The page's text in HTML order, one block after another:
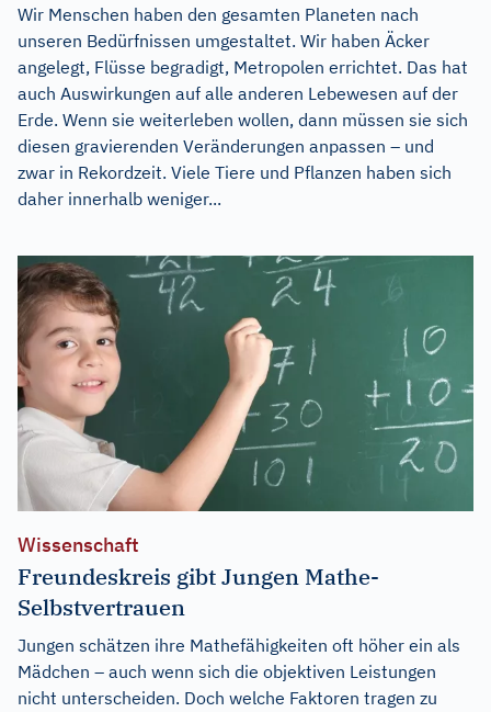
Wir Menschen haben den gesamten Planeten nach
unseren Bedürfnissen umgestaltet. Wir haben Äcker
angelegt, Flüsse begradigt, Metropolen errichtet. Das hat
auch Auswirkungen auf alle anderen Lebewesen auf der
Erde. Wenn sie weiterleben wollen, dann müssen sie sich
diesen gravierenden Veränderungen anpassen – und
zwar in Rekordzeit. Viele Tiere und Pflanzen haben sich
daher innerhalb weniger...
Wissenschaft
Freundeskreis gibt Jungen Mathe-
Selbstvertrauen
Jungen schätzen ihre Mathefähigkeiten oft höher ein als
Mädchen – auch wenn sich die objektiven Leistungen
nicht unterscheiden. Doch welche Faktoren tragen zu